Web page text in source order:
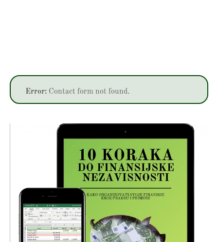
Error: Contact form not found.